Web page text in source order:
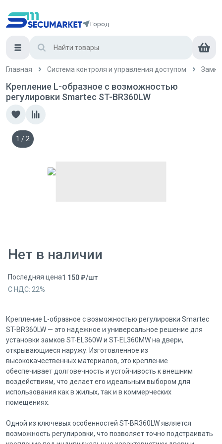
Город
Главная Система контроля и управления доступом
Крепление L-образное с возможностью
регулировки Smartec ST-BR360LW
1 / 2
Нет в наличии
Последняя цена1 150₽/шт
С НДС: 22%
Крепление L-образное с возможностью регулировки Smartec
ST-BR360LW — это надежное и универсальное решение для
установки замков ST-EL360W и ST-EL360MW на двери,
открывающиеся наружу. Изготовленное из
высококачественных материалов, это крепление
обеспечивает долговечность и устойчивость к внешним
воздействиям, что делает его идеальным выбором для
использования как в жилых, так и в коммерческих
помещениях.
Одной из ключевых особенностей ST-BR360LW является
возможность регулировки, что позволяет точно подстраивать